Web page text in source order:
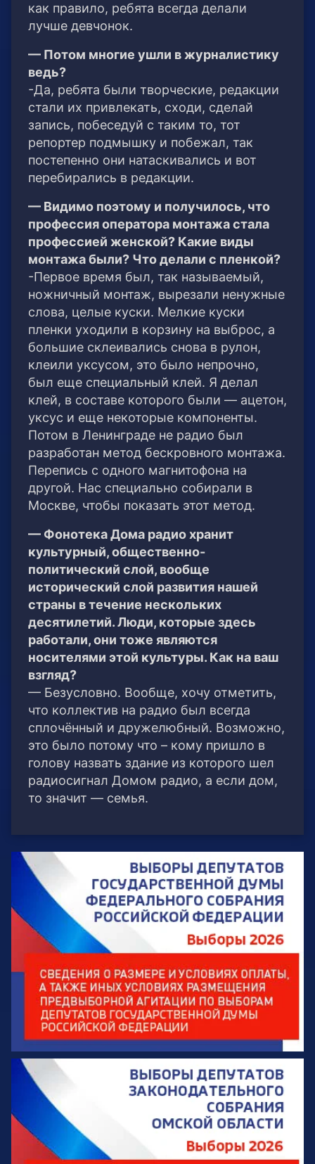
как правило, ребята всегда делали
лучше девчонок.
— Потом многие ушли в журналистику
ведь?
-Да, ребята были творческие, редакции
стали их привлекать, сходи, сделай
запись, побеседуй с таким то, тот
репортер подмышку и побежал, так
постепенно они натаскивались и вот
перебирались в редакции.
— Видимо поэтому и получилось, что
профессия оператора монтажа стала
профессией женской? Какие виды
монтажа были? Что делали с пленкой?
-Первое время был, так называемый,
ножничный монтаж, вырезали ненужные
слова, целые куски. Мелкие куски
пленки уходили в корзину на выброс, а
большие склеивались снова в рулон,
клеили уксусом, это было непрочно,
был еще специальный клей. Я делал
клей, в составе которого были — ацетон,
уксус и еще некоторые компоненты.
Потом в Ленинграде не радио был
разработан метод бескровного монтажа.
Перепись с одного магнитофона на
другой. Нас специально собирали в
Москве, чтобы показать этот метод.
— Фонотека Дома радио хранит
культурный, общественно-
политический слой, вообще
исторический слой развития нашей
страны в течение нескольких
десятилетий. Люди, которые здесь
работали, они тоже являются
носителями этой культуры. Как на ваш
взгляд?
— Безусловно. Вообще, хочу отметить,
что коллектив на радио был всегда
сплочённый и дружелюбный. Возможно,
это было потому что – кому пришло в
голову назвать здание из которого шел
радиосигнал Домом радио, а если дом,
то значит — семья.